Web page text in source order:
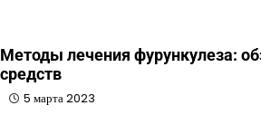
Методы лечения фурункулеза:
средств
5 марта 2023